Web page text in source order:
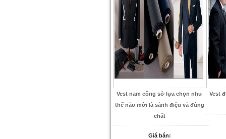
Vest nam công sở lựa chọn như
thế nào mới là sành điệu và đúng
chất
Giá bán:
Vest